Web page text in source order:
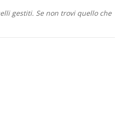
gestiti. Se non trovi quello che